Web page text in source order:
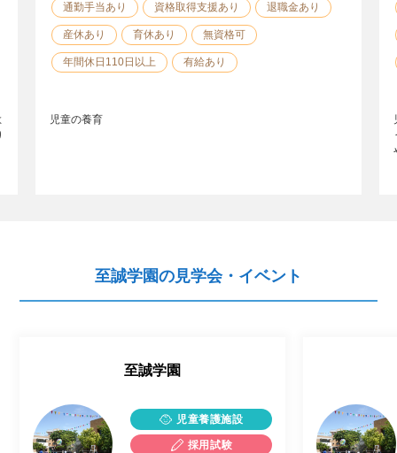
通勤手当あり 資格取得支援あり 退職金あり
産休あり 育休あり 無資格可
年間休日110日以上 有給あり
児童の養育
至誠学園の見学会・イベント
至誠学園
児童養護施設
採用試験